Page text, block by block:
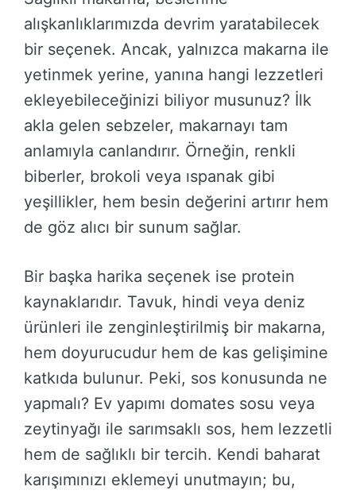
alışkanlıklarımızda devrim yaratabilecek
bir seçenek. Ancak, yalnızca makarna ile
yetinmek yerine, yanına hangi lezzetleri
ekleyebileceğinizi biliyor musunuz? İlk
akla gelen sebzeler, makarnayı tam
anlamıyla canlandırır. Örneğin, renkli
biberler, brokoli veya ıspanak gibi
yeşillikler, hem besin değerini artırır hem
de göz alıcı bir sunum sağlar.
Bir başka harika seçenek ise protein
kaynaklarıdır. Tavuk, hindi veya deniz
ürünleri ile zenginleştirilmiş bir makarna,
hem doyurucudur hem de kas gelişimine
katkıda bulunur. Peki, sos konusunda ne
yapmalı? Ev yapımı domates sosu veya
zeytinyağı ile sarımsaklı sos, hem lezzetli
hem de sağlıklı bir tercih. Kendi baharat
karışımınızı eklemeyi unutmayın; bu,